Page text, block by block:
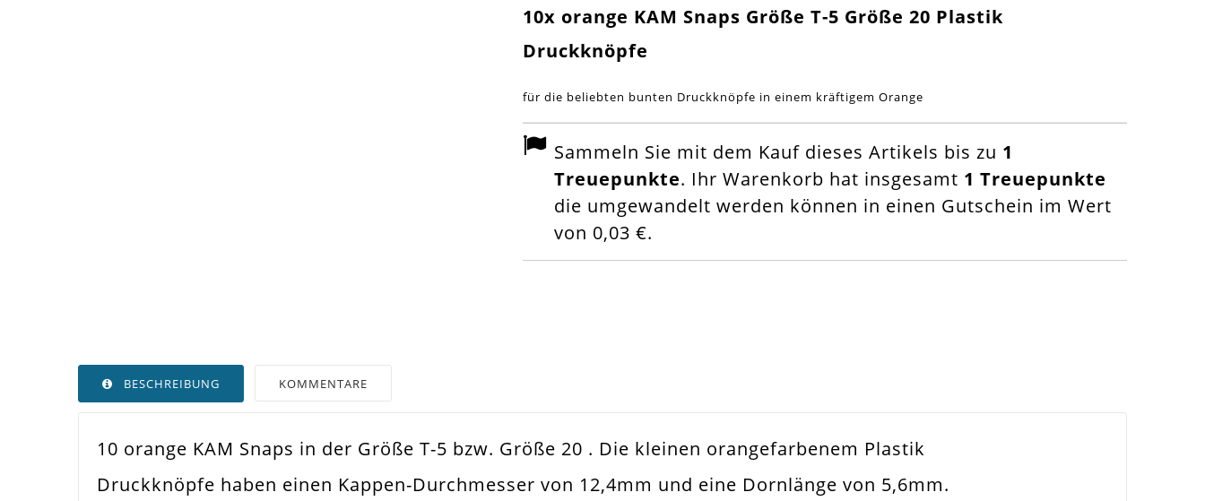
10x orange KAM Snaps Größe T-5 Größe 20 Plastik
Druckknöpfe
für die beliebten bunten Druckknöpfe in einem kräftigem Orange
Sammeln Sie mit dem Kauf dieses Artikels bis zu 1
Treuepunkte. Ihr Warenkorb hat insgesamt 1 Treuepunkte
die umgewandelt werden können in einen Gutschein im Wert
von 0,03 €.
BESCHREIBUNG KOMMENTARE
10 orange KAM Snaps in der Größe T-5 bzw. Größe 20 . Die kleinen orangefarbenem Plastik
Druckknöpfe haben einen Kappen-Durchmesser von 12,4mm und eine Dornlänge von 5,6mm .